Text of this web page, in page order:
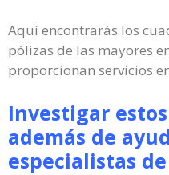
Aquí encontrarás los
pólizas de las mayores
proporcionan servicios
Investigar
además de
especialistas